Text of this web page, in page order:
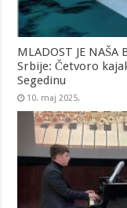
MLADOST JE
Srbije: Četvoro
Segedinu
10. maj 2025.